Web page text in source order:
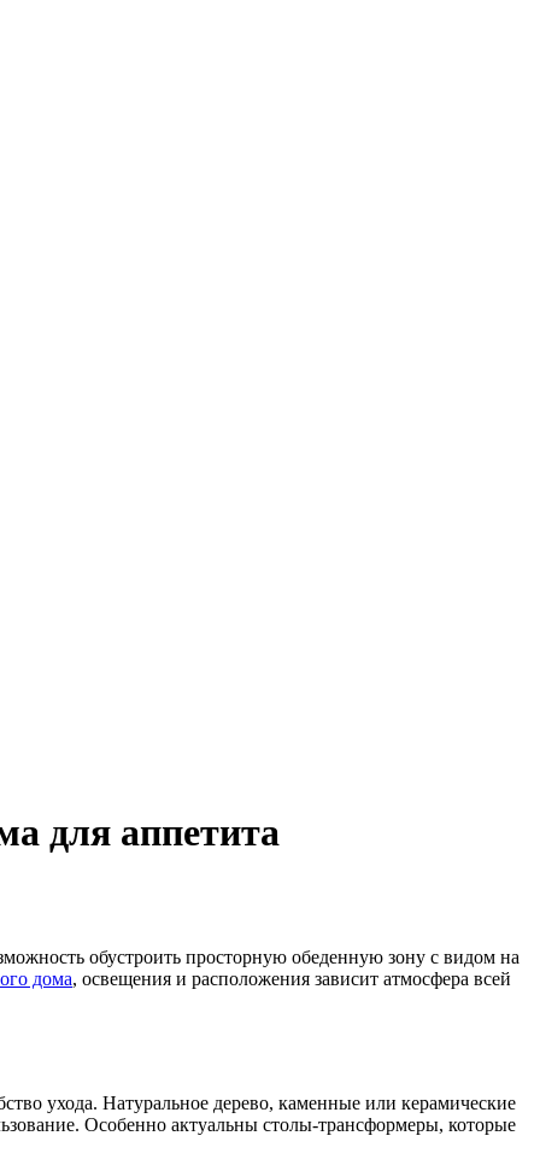
для аппетита
обустроить просторную обеденную зону с видом на
дома, освещения и расположения зависит атмосфера всей
ухода. Натуральное дерево, каменные или керамические
Особенно актуальны столы-трансформеры, которые